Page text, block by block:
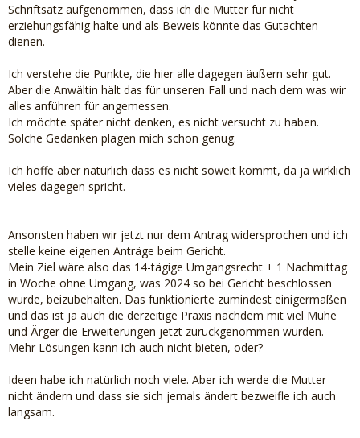
Schriftsatz aufgenommen, dass ich die Mutter für nicht
erziehungsfähig halte und als Beweis könnte das Gutachten
dienen.
Ich verstehe die Punkte, die hier alle dagegen äußern sehr gut.
Aber die Anwältin hält das für unseren Fall und nach dem was wir
alles anführen für angemessen.
Ich möchte später nicht denken, es nicht versucht zu haben.
Solche Gedanken plagen mich schon genug.
Ich hoffe aber natürlich dass es nicht soweit kommt, da ja wirklich
vieles dagegen spricht.
Ansonsten haben wir jetzt nur dem Antrag widersprochen und ich
stelle keine eigenen Anträge beim Gericht.
Mein Ziel wäre also das 14-tägige Umgangsrecht + 1 Nachmittag
in Woche ohne Umgang, was 2024 so bei Gericht beschlossen
wurde, beizubehalten. Das funktionierte zumindest einigermaßen
und das ist ja auch die derzeitige Praxis nachdem mit viel Mühe
und Ärger die Erweiterungen jetzt zurückgenommen wurden.
Mehr Lösungen kann ich auch nicht bieten, oder?
Ideen habe ich natürlich noch viele. Aber ich werde die Mutter
nicht ändern und dass sie sich jemals ändert bezweifle ich auch
langsam.